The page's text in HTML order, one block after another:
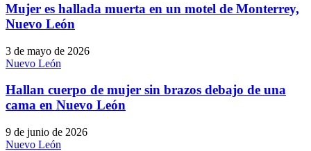
Mujer es hallada muerta en un motel de Monterrey,
Nuevo León
3 de mayo de 2026
Nuevo León
Hallan cuerpo de mujer sin brazos debajo de una
cama en Nuevo León
9 de junio de 2026
Nuevo León